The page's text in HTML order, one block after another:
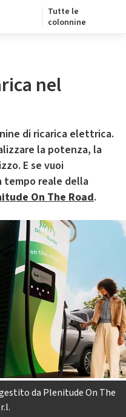
Tutte le
colonnine
nel
di ricarica elettrica.
la potenza, la
E se vuoi
tempo reale della
On The Road.
da Plenitude On The